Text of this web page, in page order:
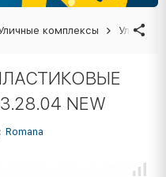
комплексы Уличные
NEW
Romana